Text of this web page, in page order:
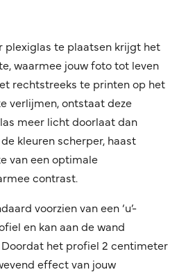
plexiglas te plaatsen krijgt het
waarmee jouw foto tot leven
rechtstreeks te printen op het
verlijmen, ontstaat deze
meer licht doorlaat dan
kleuren scherper, haast
van een optimale
contrast.
voorzien van een ‘u’-
en kan aan de wand
het profiel 2 centimeter
effect van jouw